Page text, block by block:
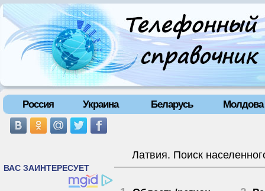
Россия Украина Беларусь Молдова
Латвия. Поиск